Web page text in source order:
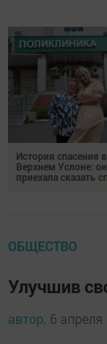
История спасения в
Верхнем Услоне:
приехала сказать
ОБЩЕСТВО
Улучшив
автор, 6 апреля